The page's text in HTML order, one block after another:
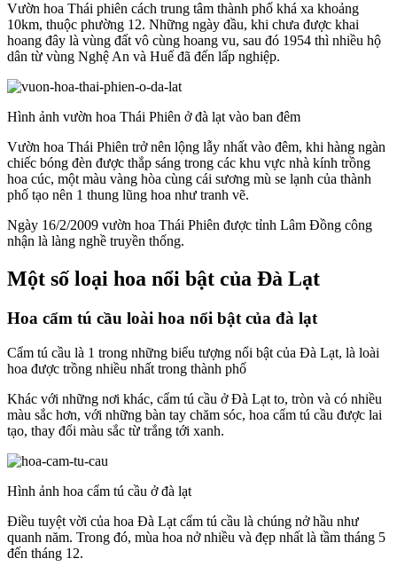
Vườn hoa Thái phiên cách trung tâm thành phố khá xa khoảng
10km, thuộc phường 12. Những ngày đầu, khi chưa được khai
hoang đây là vùng đất vô cùng hoang vu, sau đó 1954 thì nhiều hộ
dân từ vùng Nghệ An và Huế đã đến lấp nghiệp.
Hình ảnh vườn hoa Thái Phiên ở đà lạt vào ban đêm
Vườn hoa Thái Phiên trở nên lộng lẫy nhất vào đêm, khi hàng ngàn
chiếc bóng đèn được thắp sáng trong các khu vực nhà kính trồng
hoa cúc, một màu vàng hòa cùng cái sương mù se lạnh của thành
phố tạo nên 1 thung lũng hoa như tranh vẽ.
Ngày 16/2/2009 vườn hoa Thái Phiên được tỉnh Lâm Đồng công
nhận là làng nghề truyền thống.
Một số loại hoa nổi bật của Đà Lạt
Hoa cẩm tú cầu loài hoa nổi bật của đà lạt
Cẩm tú cầu là 1 trong những biểu tượng nổi bật của Đà Lạt, là loài
hoa được trồng nhiều nhất trong thành phố
Khác với những nơi khác, cẩm tú cầu ở Đà Lạt to, tròn và có nhiều
màu sắc hơn, với những bàn tay chăm sóc, hoa cẩm tú cầu được lai
tạo, thay đổi màu sắc từ trắng tới xanh.
Hình ảnh hoa cẩm tú cầu ở đà lạt
Điều tuyệt vời của hoa Đà Lạt cẩm tú cầu là chúng nở hầu như
quanh năm. Trong đó, mùa hoa nở nhiều và đẹp nhất là tầm tháng 5
đến tháng 12.